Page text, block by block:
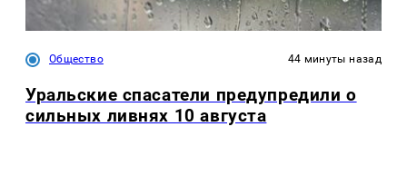
Общество 44 минуты назад
Уральские спасатели предупредили о
сильных ливнях 10 августа